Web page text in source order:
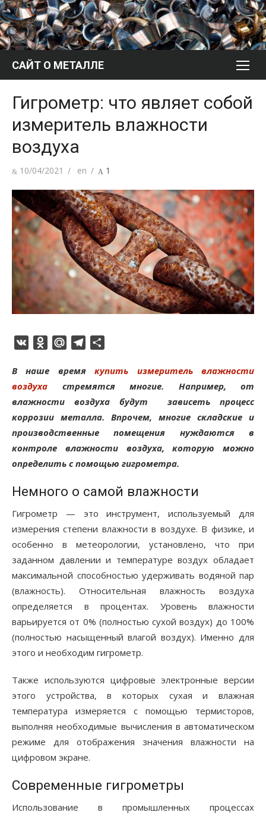
Перейти
к
содержимому
САЙТ О МЕТАЛЛЕ
Гигрометр: что являет собой
измеритель влажности
воздуха
Опубликовано
10/04/2021 Автор
en 1
VK Odnoklassniki
Mail.RuTelegram
В наше времякупить измеритель влажности
воздуха стремятся многие. Например, от
влажности воздуха будут зависеть процесс
коррозии металла. Впрочем, многие складские и
производственные помещения нуждаются в
контроле влажности воздуха, которую можно
определить с помощью гигрометра.
Немного о самой влажности
Гигрометр — это инструмент, используемый для
измерения степени влажности в воздухе. В физике, и
особенно в метеорологии, установлено, что при
заданном давлении и температуре воздух обладает
максимальной способностью удерживать водяной пар
(влажность). Относительная влажность воздуха
определяется в процентах. Уровень влажности
варьируется от 0% (полностью сухой воздух) до 100%
(полностью насыщенный влагой воздух). Именно для
этого и необходим гигрометр.
Также используются цифровые электронные версии
этого устройства, в которых сухая и влажная
температура измеряется с помощью термисторов,
выполняя необходимые вычисления в автоматическом
режиме для отображения значения влажности на
цифровом экране.
Современные гигрометры
Использование в промышленных процессах